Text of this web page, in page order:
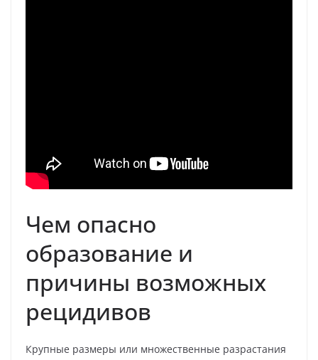
Чем опасно
образование и
причины возможных
рецидивов
Крупные размеры или множественные разрастания